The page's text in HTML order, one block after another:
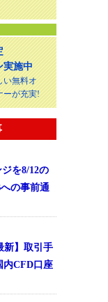
実施中
い無料オ
ーが充実!
を8/12の
の事前通
新】取引手
内CFD口座